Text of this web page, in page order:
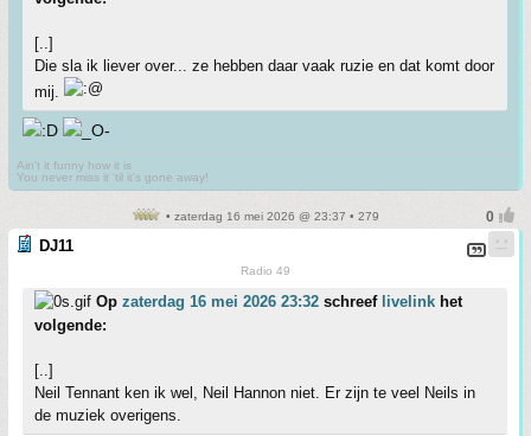
[..]
Die sla ik liever over... ze hebben daar vaak ruzie en dat komt door
mij.
Ain't it funny how it is
You never miss it 'til it's gone away!
• zaterdag 16 mei 2026 @ 23:37 • 279
DJ11
Radio 49
Op zaterdag 16 mei 2026 23:32 schreef livelink het
volgende:
[..]
Neil Tennant ken ik wel, Neil Hannon niet. Er zijn te veel Neils in
de muziek overigens.